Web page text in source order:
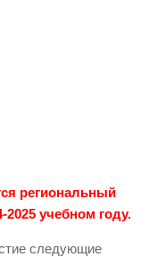
региональный
2025 учебном году.
следующие